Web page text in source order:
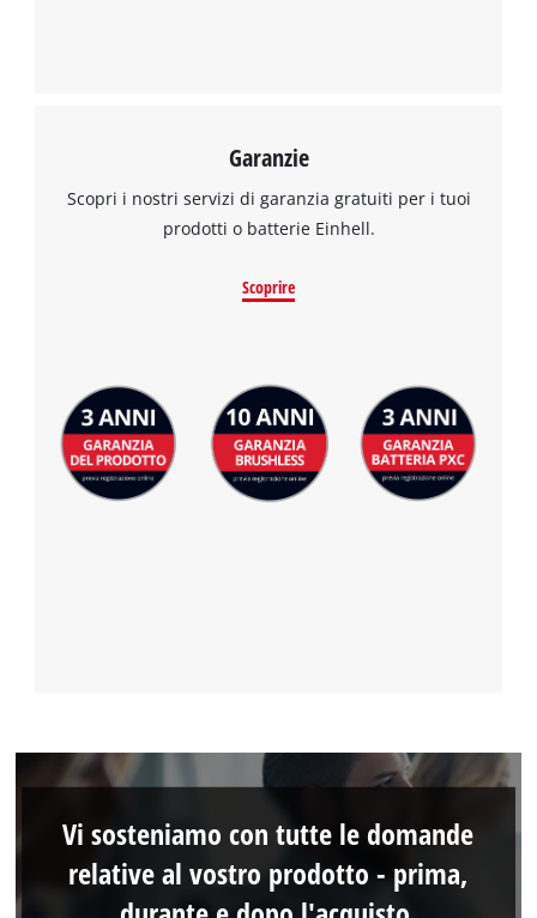
Garanzie
Scopri i nostri servizi di garanzia gratuiti per i tuoi
prodotti o batterie Einhell.
Scoprire
Vi sosteniamo con tutte le domande
relative al vostro prodotto - prima,